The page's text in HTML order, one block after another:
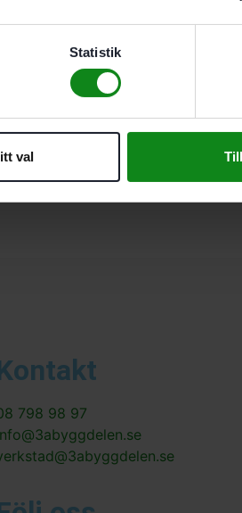
Statistik
val
För SR5. SR6
Två skikt
5 Antal
finns inga recensioner än.
först med att recensera ”Festool
798 98 97